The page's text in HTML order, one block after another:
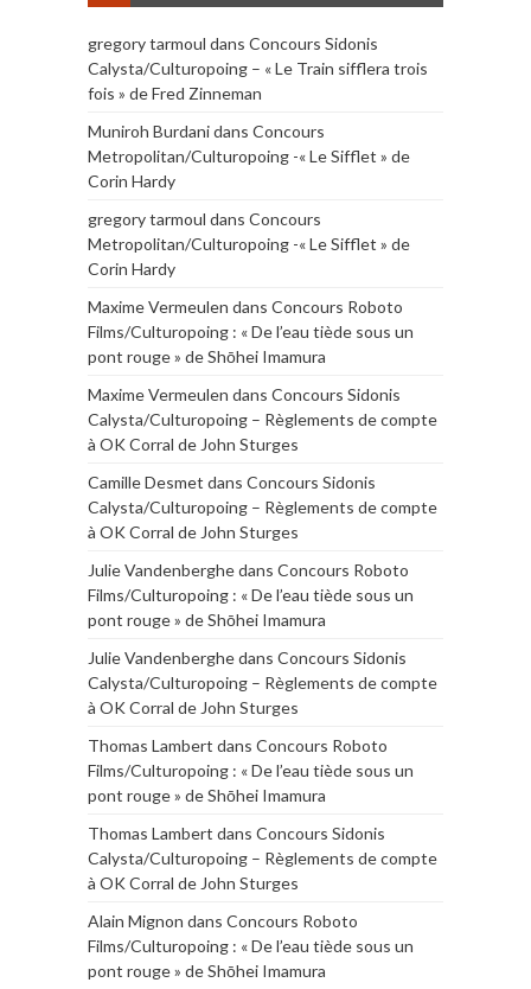
gregory tarmoul dans Concours Sidonis
Calysta/Culturopoing – « Le Train sifflera trois
fois » de Fred Zinneman
Muniroh Burdanidans Concours
Metropolitan/Culturopoing -« Le Sifflet » de
Corin Hardy
gregory tarmoul dans Concours
Metropolitan/Culturopoing -« Le Sifflet » de
Corin Hardy
Maxime Vermeulen dans Concours Roboto
Films/Culturopoing : « De l’eau tiède sous un
pont rouge » de Shōhei Imamura
Maxime Vermeulen dans Concours Sidonis
Calysta/Culturopoing – Règlements de compte
à OK Corral de John Sturges
Camille Desmet dans Concours Sidonis
Calysta/Culturopoing – Règlements de compte
à OK Corral de John Sturges
Julie Vandenberghedans Concours Roboto
Films/Culturopoing : « De l’eau tiède sous un
pont rouge » de Shōhei Imamura
Julie Vandenberghedans Concours Sidonis
Calysta/Culturopoing – Règlements de compte
à OK Corral de John Sturges
Thomas Lambert dans Concours Roboto
Films/Culturopoing : « De l’eau tiède sous un
pont rouge » de Shōhei Imamura
Thomas Lambert dans Concours Sidonis
Calysta/Culturopoing – Règlements de compte
à OK Corral de John Sturges
Alain Mignon dans Concours Roboto
Films/Culturopoing : « De l’eau tiède sous un
pont rouge » de Shōhei Imamura